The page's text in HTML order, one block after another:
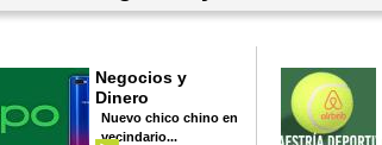
Negocios y
Dinero
Nuevo chico chino en
vecindario...